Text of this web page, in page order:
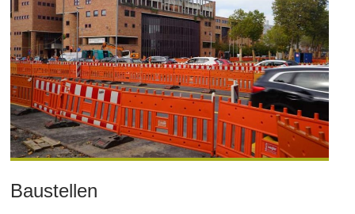
Baustellen